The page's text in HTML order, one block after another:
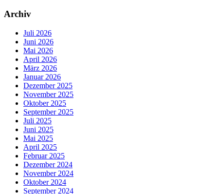
Archiv
Juli 2026
Juni 2026
Mai 2026
April 2026
März 2026
Januar 2026
Dezember 2025
November 2025
Oktober 2025
September 2025
Juli 2025
Juni 2025
Mai 2025
April 2025
Februar 2025
Dezember 2024
November 2024
Oktober 2024
September 2024